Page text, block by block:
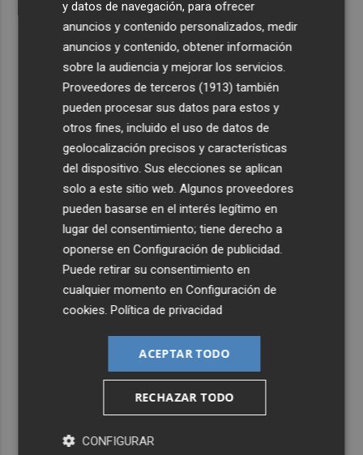
y datos de navegación, para ofrecer
anuncios y contenido personalizados, medir
anuncios y contenido, obtener información
sobre la audiencia y mejorar los servicios.
Proveedores de terceros (1913) también
pueden procesar sus datos para estos y
otros fines, incluido el uso de datos de
geolocalización precisos y características
del dispositivo. Sus elecciones se aplican
solo a este sitio web. Algunos proveedores
pueden basarse en el interés legítimo en
lugar del consentimiento; tiene derecho a
oponerse enConfiguración de publicidad
Puede retirar su consentimiento en
cualquier momento enConfiguración de
cookies .Política de privacidad
ACEPTAR TODO
RECHAZAR TODO
CONFIGURAR